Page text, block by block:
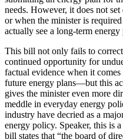
needs. However, it does not
or when the minister is
actually see a long-term energy
This bill not only fails to
continued opportunity for
factual evidence when it
future energy plans—but this
gives the minister even more
meddle in everyday energy
industry have decried as a
energy policy. Speaker, this is
bill states that “the board of